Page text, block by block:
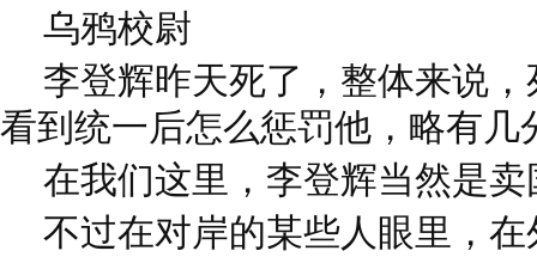
乌鸦校尉
李登辉昨天死了，整体来说
看到统一后怎么惩罚他，略有几
在我们这里，李登辉当然是
不过在对岸的某些人眼里，